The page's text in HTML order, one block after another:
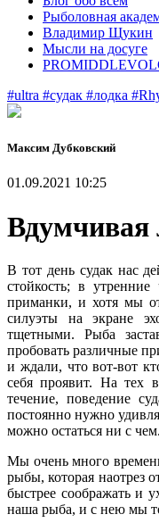
Рыболовная
Владимир Щукин
Мысли на досуге
#ultra #судак #лодка
Максим Дубковский
01.09.2021 10:25
Вдумчивая
В тот день судак нас
стойкость; в
приманки, и хотя мы
силуэты на экране
тщетными. Рыба
пробовать различные
и ждали, что вот-вот
себя проявит. На тех
течение, поведение
постоянно нужно
можно остаться ни с чем.
Мы очень много
рыбы, которая наотрез
быстрее соображать и
наша рыба, и с нею мы